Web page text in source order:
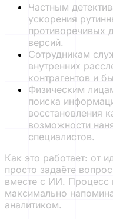
Частным
ускорения
противоречивых
версий.
Сотрудникам
внутренних
контрагентов и
Физическим
поиска
восстановления
возможности
специалистов.
Как это работает: от
просто задаёте
вместе с ИИ. Процесс
максимально
аналитиком.